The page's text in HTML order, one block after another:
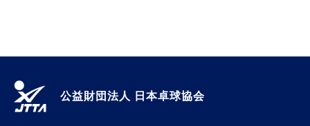
公益財団法人 日本卓球協会